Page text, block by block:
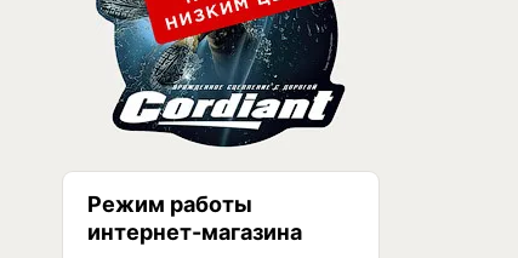
Режим работы
интернет-магазина